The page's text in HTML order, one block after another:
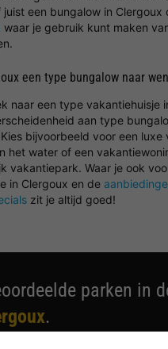
een bungalow in Clergoux
waar je gebruik kunt maken
een type bungalow naar
naar een type vakantiehuisje
aan type
bijvoorbeeld voor een luxe
het water of een
vakantiepark. Waar je ook
in Clergoux en de
zit je altijd goed!
parken in
.